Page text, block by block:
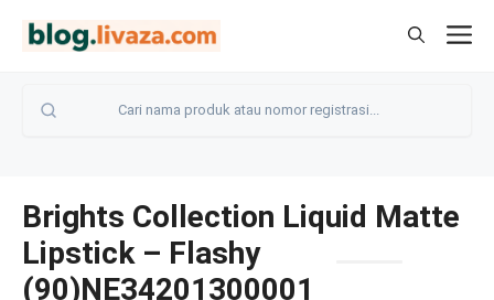
Brights Collection Liquid Matte
Lipstick – Flashy
(90)NE34201300001